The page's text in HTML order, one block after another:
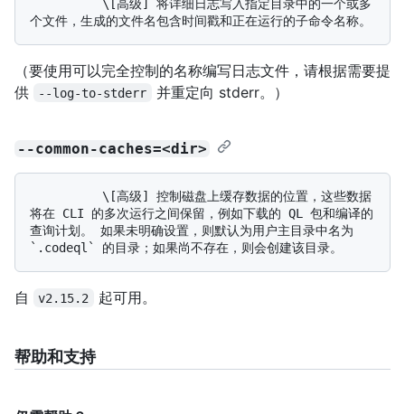
（要使用可以完全控制的名称编写日志文件，请根据需要提
供
--log-to-stderr 并重定向 stderr。）
--common-caches=<dir>
将在 CLI 的多次运行之间保留，例如下载的 QL 包和编译的
查询计划。 如果未明确设置，则默认为用户主目录中名为
自 v2.15.2 起可用。
帮助和支持